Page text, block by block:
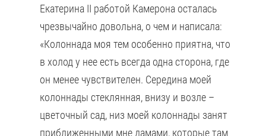
Екатерина II работой Камерона осталась
чрезвычайно довольна, о чем и написала:
«Колоннада моя тем особенно приятна, что
в холод у нее есть всегда одна сторона, где
он менее чувствителен. Середина моей
колоннады стеклянная, внизу и возле –
цветочный сад, низ моей колоннады занят
приближенными мне дамами, которые там